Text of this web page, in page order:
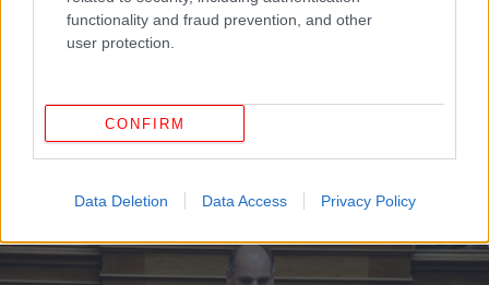
functionality and fraud prevention, and other
user protection.
CONFIRM
Data Deletion Data Access Privacy Policy
Κόντρα Αναγνωστοπούλου -Φορτσάκη για την
ιδιωτική εκπαίδευση